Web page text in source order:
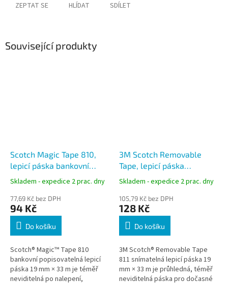
ZEPTAT SE HLÍDAT SDÍLET
Související produkty
Scotch Magic Tape 810,
lepicí páska bankovní
popisovatelná, 19x33 m
Skladem - expedice 2 prac. dny
77,69 Kč bez DPH
94 Kč
Do košíku
Scotch® Magic™ Tape 810
bankovní popisovatelná lepicí
páska 19 mm × 33 m je téměř
neviditelná po nalepení,
3M Scotch Removable
Tape, lepicí páska
snímatelná, 19x33
Skladem - expedice 2 prac. dny
105,79 Kč bez DPH
128 Kč
Do košíku
3M Scotch® Removable Tape
811 snímatelná lepicí páska 19
mm × 33 m je průhledná, téměř
neviditelná páska pro dočasné